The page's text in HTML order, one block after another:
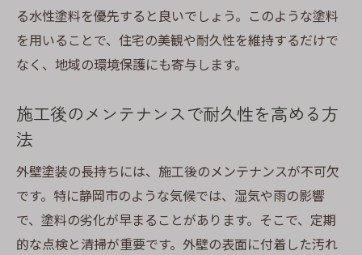
る水性塗料を優先すると良いでしょう。このような塗料
を用いることで、住宅の美観や耐久性を維持するだけで
なく、地域の環境保護にも寄与します。
施工後のメンテナンスで耐久性を高める方
法
外壁塗装の長持ちには、施工後のメンテナンスが不可欠
です。特に静岡市のような気候では、湿気や雨の影響
で、塗料の劣化が早まることがあります。そこで、定期
的な点検と清掃が重要です。外壁の表面に付着した汚れ